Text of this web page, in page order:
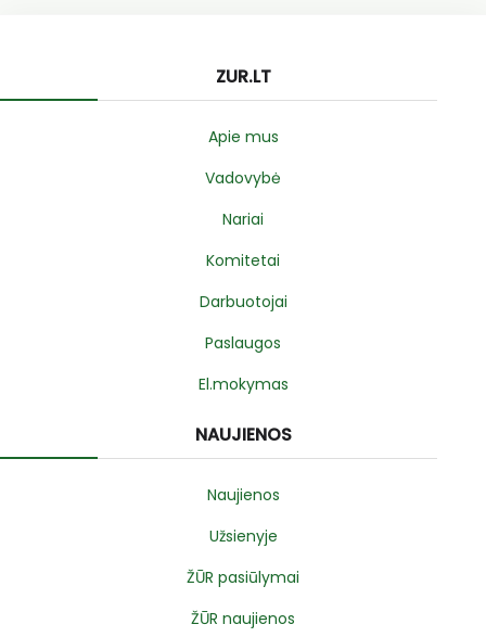
ZUR.LT
Apie mus
Vadovybė
Nariai
Komitetai
Darbuotojai
Paslaugos
El.mokymas
NAUJIENOS
Naujienos
Užsienyje
ŽŪR pasiūlymai
ŽŪR naujienos